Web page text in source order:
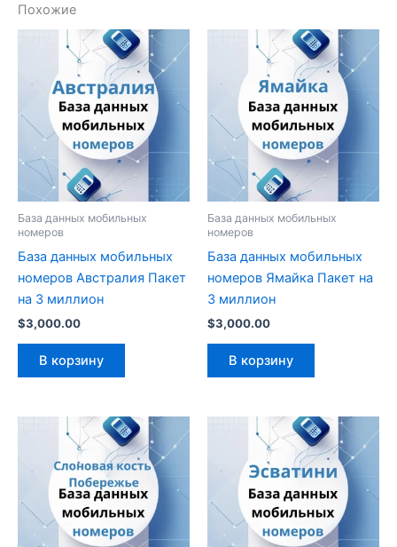
Похожие
База данных мобильных
номеров
База данных мобильных
номеров Австралия Пакет
на 3 миллион
$3,000.00
В корзину
База данных мобильных
номеров
База данных мобильных
номеров Ямайка Пакет на
3 миллион
$3,000.00
В корзину